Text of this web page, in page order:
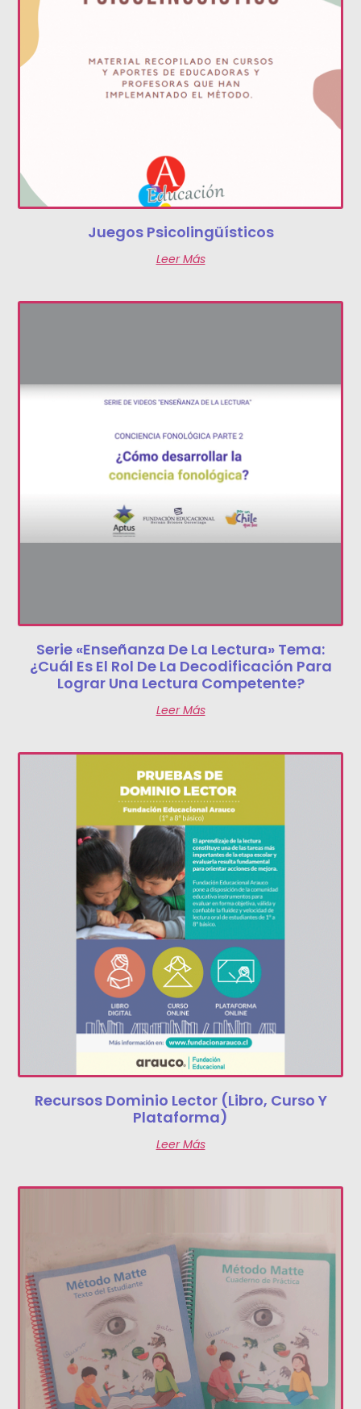
Juegos Psicolingüísticos
Leer Más
Serie «Enseñanza De La Lectura» Tema:
¿Cuál Es El Rol De La Decodificación Para
Lograr Una Lectura Competente?
Leer Más
Recursos Dominio Lector (libro, Curso Y
Plataforma)
Leer Más